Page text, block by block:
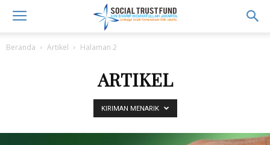
Beranda Artikel Halaman 2
ARTIKEL
KIRIMAN MENARIK